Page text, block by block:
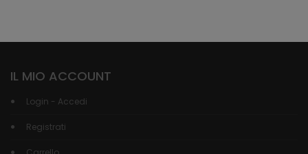
IL MIO ACCOUNT
Login - Accedi
Registrati